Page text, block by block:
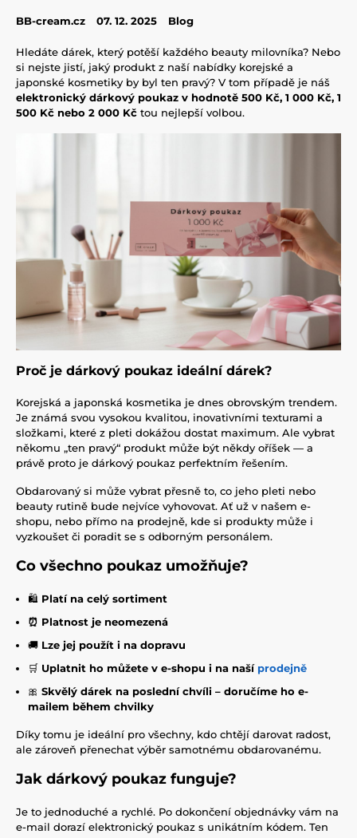
BB-cream.cz 07. 12. 2025 Blog
Hledáte dárek, který potěší každého beauty milovníka? Nebo
si nejste jistí, jaký produkt z naší nabídky korejské a
japonské kosmetiky by byl ten pravý? V tom případě je náš
elektronický dárkový poukaz v hodnotě 500 Kč, 1 000 Kč, 1
500 Kč nebo 2 000 Kč tou nejlepší volbou.
Proč je dárkový poukaz ideální dárek?
Korejská a japonská kosmetika je dnes obrovským trendem.
Je známá svou vysokou kvalitou, inovativními texturami a
složkami, které z pleti dokážou dostat maximum. Ale vybrat
někomu „ten pravý“ produkt může být někdy oříšek — a
právě proto je dárkový poukaz perfektním řešením.
Obdarovaný si může vybrat přesně to, co jeho pleti nebo
beauty rutině bude nejvíce vyhovovat. Ať už v našem e-
shopu, nebo přímo na prodejně, kde si produkty může i
vyzkoušet či poradit se s odborným personálem.
Co všechno poukaz umožňuje?
🛍 Platí na celý sortiment
⏰️ Platnost je neomezená
🚚 Lze jej použít i na dopravu
🛒 Uplatnit ho můžete v e-shopu i na naší prodejně
🎀 Skvělý dárek na poslední chvíli – doručíme ho e-
mailem během chvilky
Díky tomu je ideální pro všechny, kdo chtějí darovat radost,
ale zároveň přenechat výběr samotnému obdarovanému.
Jak dárkový poukaz funguje?
Je to jednoduché a rychlé. Po dokončení objednávky vám na
e-mail dorazí elektronický poukaz s unikátním kódem. Ten